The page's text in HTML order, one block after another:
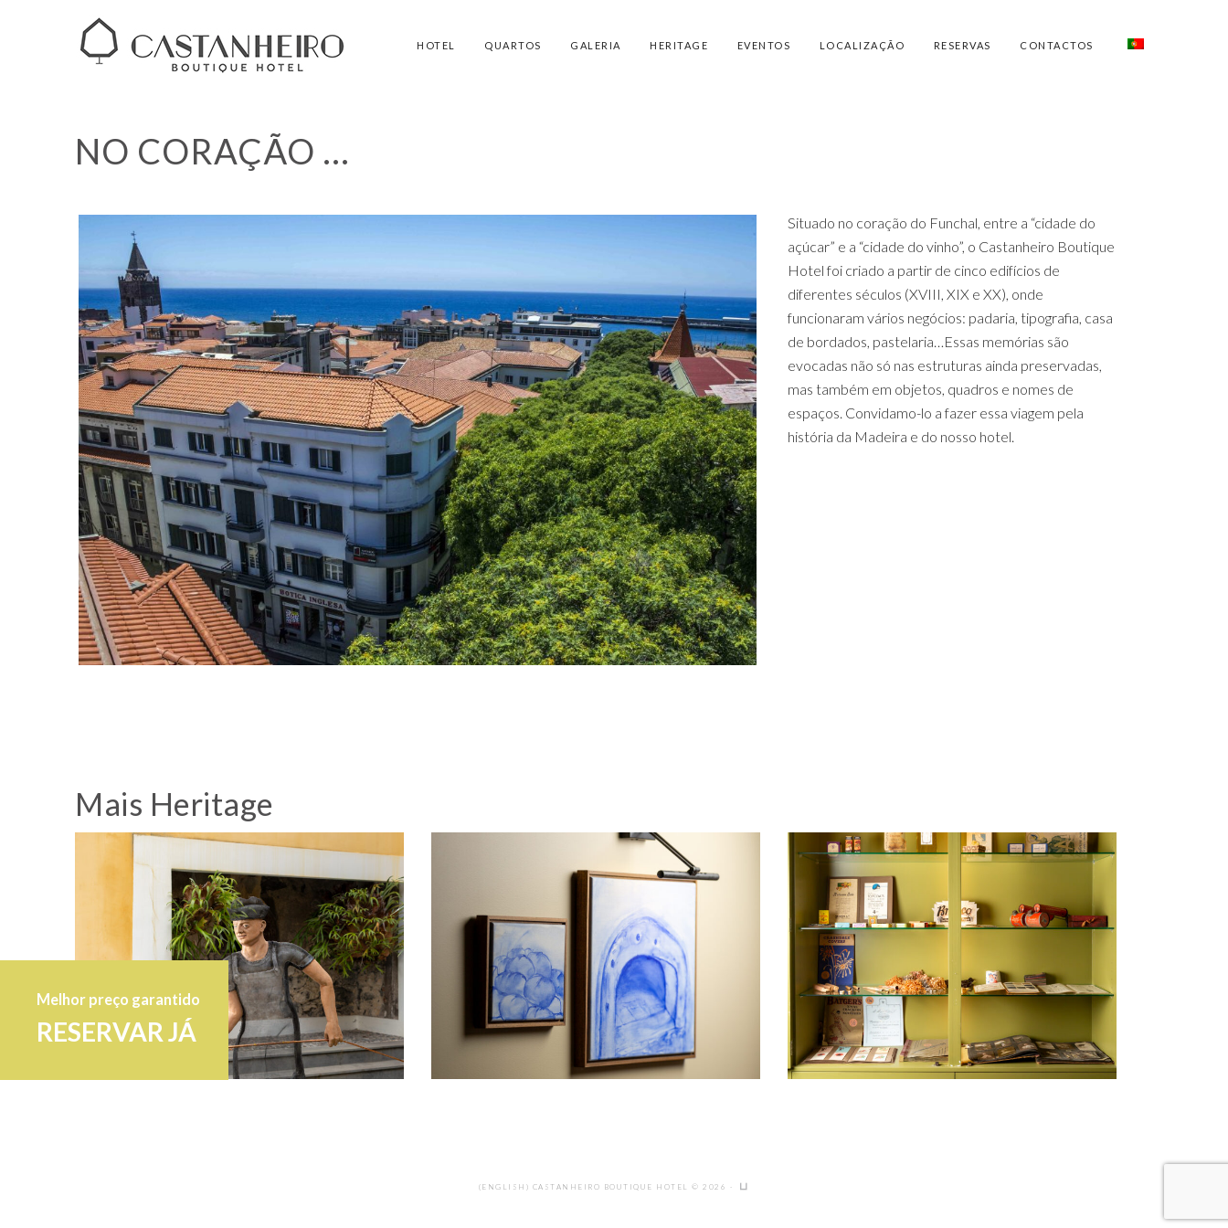
Melhor preço garantido
RESERVAR JÁ
HOTEL QUARTOS GALERIA HERITAGE EVENTOS LOCALIZAÇÃO RESERVAS CONTACTOS
NO CORAÇÃO …
Situado no coração do Funchal, entre a “cidade do
açúcar” e a “cidade do vinho”, o Castanheiro Boutique
Hotel foi criado a partir de cinco edifícios de
diferentes séculos (XVIII, XIX e XX), onde
funcionaram vários negócios: padaria, tipografia, casa
de bordados, pastelaria…Essas memórias são
evocadas não só nas estruturas ainda preservadas,
mas também em objetos, quadros e nomes de
espaços. Convidamo-lo a fazer essa viagem pela
história da Madeira e do nosso hotel.
Mais Heritage
(ENGLISH) CASTANHEIRO BOUTIQUE HOTEL © 2026 ·